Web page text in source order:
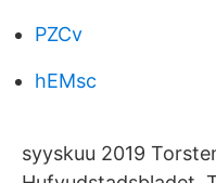
PZCv
hEMsc
syyskuu 2019